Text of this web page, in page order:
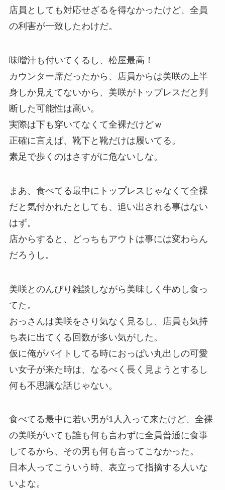
店員としても対応せざるを得なかったけど、全員
の利害が一致したわけだ。
味噌汁も付いてくるし、松屋最高！
カウンター席だったから、店員からは美咲の上半
身しか見えてないから、美咲がトップレスだと判
断した可能性は高い。
実際は下も穿いてなくて全裸だけどｗ
正確に言えば、靴下と靴だけは履いてる。
素足で歩くのはさすがに危ないしな。
まあ、食べてる最中にトップレスじゃなくて全裸
だと気付かれたとしても、追い出される事はない
はず。
店からすると、どっちもアウトは事には変わらん
だろうし。
美咲とのんびり雑談しながら美味しく牛めし食っ
てた。
おっさんは美咲をさり気なく見るし、店員も気持
ち表に出てくる回数が多い気がした。
仮に俺がバイトしてる時におっぱい丸出しの可愛
い女子が来た時は、なるべく長く見ようとするし
何も不思議な話じゃない。
食べてる最中に若い男が1人入って来たけど、全裸
の美咲がいても誰も何も言わずに全員普通に食事
してるから、その男も何も言ってこなかった。
日本人ってこういう時、表立って指摘する人いな
いよな。